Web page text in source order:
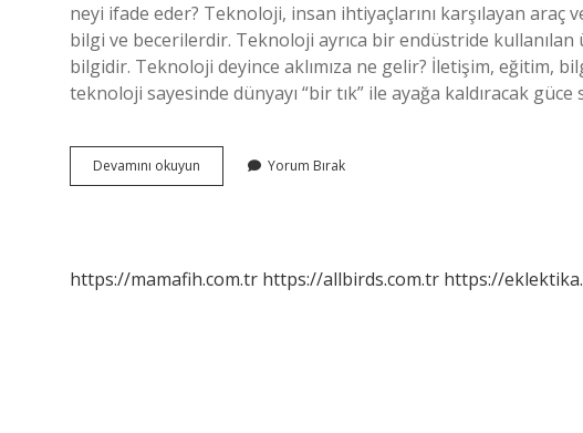
neyi ifade eder? Teknoloji, insan ihtiyaçlarını karşılayan
bilgi ve becerilerdir. Teknoloji ayrıca bir endüstride
bilgidir. Teknoloji deyince aklımıza ne gelir? İletişim, eğitim,
teknoloji sayesinde dünyayı “bir tık” ile ayağa kaldıracak güce
Devamını okuyun Teknoloji
Neyi
Yorum Bırak
https://mamafih.com.tr https://allbirds.com.tr https://